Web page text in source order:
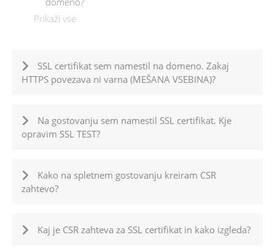
Prikaži vse
SSL certifikat sem namestil na domeno. Zakaj
HTTPS povezava ni varna (MEŠANA VSEBINA)?
Na gostovanju sem namestil SSL certifikat. Kje
opravim SSL TEST?
Kako na spletnem gostovanju kreiram CSR
zahtevo?
Kaj je CSR zahteva za SSL certifikat in kako izgleda?